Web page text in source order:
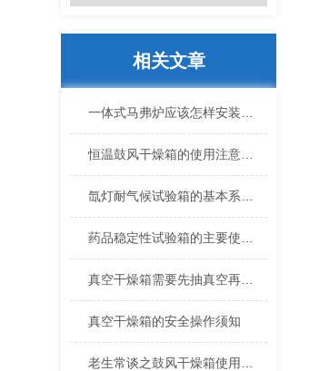
相关文章
真空干燥箱的安全操作须知